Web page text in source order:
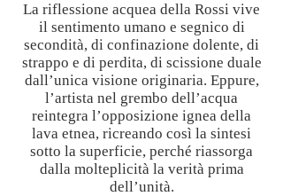
La riflessione acquea della Rossi vive
il sentimento umano e segnico di
secondità, di confinazione dolente, di
strappo e di perdita, di scissione duale
dall’unica visione originaria. Eppure,
l’artista nel grembo dell’acqua
reintegra l’opposizione ignea della
lava etnea, ricreando così la sintesi
sotto la superficie, perché riassorga
dalla molteplicità la verità prima
dell’unità.